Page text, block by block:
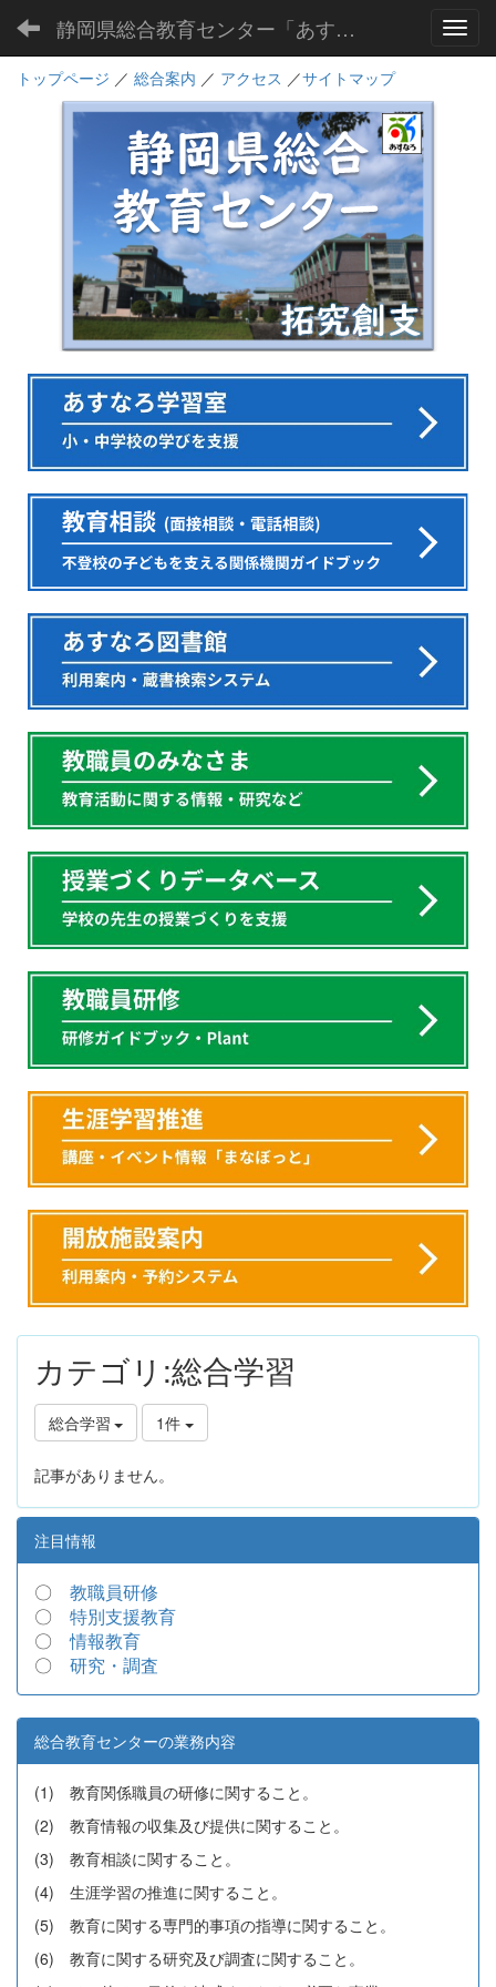
静岡県総合教育センター「あすなろ」
トップページ ／ 総合案内 ／ アクセス ／サイトマップ
カテゴリ:総合学習
総合学習 1件
記事がありません。
注目情報
〇 教職員研修
〇 特別支援教育
〇情報教育
〇 研究・調査
総合教育センターの業務内容
(1) 教育関係職員の研修に関すること。
(2) 教育情報の収集及び提供に関すること。
(3) 教育相談に関すること。
(4) 生涯学習の推進に関すること。
(5) 教育に関する専門的事項の指導に関すること。
(6) 教育に関する研究及び調査に関すること。